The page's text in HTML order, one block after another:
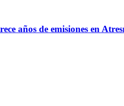
años de emisiones en